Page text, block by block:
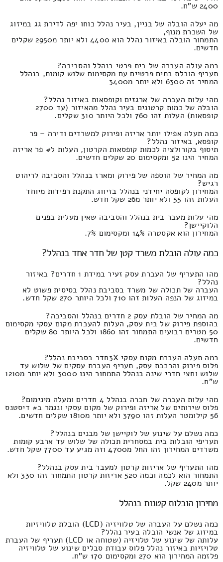
2400 ש"ח.
מה יעלה הובלה של בניין, בעיר נהלל כוחו יפה לדירת גג במיזוג
של השכרת מנוף,
התמחור הובלה באיזור נהלל הוא 4400 ולא יותר מ2950 שקלים
חדשים.
כמה עולה העברה של בית פרטי בנהלל והסביבה?
תעריף הובלת בתים פרטיים עם מקסימום שלוש קומות, בנהלל
המחיר זה 6300 ולא יותר מ3400
מהי עלות העברה של ארגזים וקופסאות באיזור נהלל?
הובלה של כמות קרטונים בעיר נהלל מהאיזור (עד 2700
קופסאות) העלות זהו 760 ולכל היותר 310 שקלים.
כמה תעלה אפילו יותר אריזה ופירוק למשרדים ודירה – פר
קופסא, באיזור נהלל?
תיסוף בקורולציה לכמות קופסאות הקרטון, העלות ל# פר אריזה
המחיר הינו 52 ומקסימום 20 שקלים חדשים.
מה המחיר של הוספה של פירוק ומארז בנהלל והסביבה לריהוט
רגיש?
המחירון לקופסה יחידני בנהלל בזיווג התקנת רפידות מיוחד
העלות זהו 55 ולא יותר מ26 שקל חדש.
מהי עלות מעבר בית בנהלל והסביבה שאין מעלית בפנים
הלוקיישן?
המחירון הוא אקסטרה 14% ומקסימום 7%.
כמה עולה הובלת משרד קטן של חדר אחד בנהלל?
מהו התעריף של העברת עסק זעיר במידת 1 חדרים? באיזור
נהלל?
העברה של תכולה של משרד בסביבת נהלל בסיסית פשוט לא
במיזוג של הנפה העלות זהו 710 ולכל היותר 270 שקל חדש.
מה המחיר של הובלת עסק 2 חדרים בנהלל והסביבה?
בהוספת פירוק של בית עסק, העלות להעברת מקום עסקי מקסימום
50 מטרים רבועים התמחור זהו 1860 ולכל היותר 80 שקלים
חדשים.
כמה תעלה העברת מקום עסקי 3Xחדר בסביבת נהלל?
פלוס פירוק והרכבת עסק, תעריף העברת עסקים של שלוש עד
שלוש וחצי חדרי שינה בנהלל התמחור הינו 3000 ולא יותר מ1210
ש"ח.
מהי עלות העברה של חברה בנהלל 4 חדרים ומעלה מינימום?
פלוס שירותים של אריזה ופירוק של מקום עסקי ונגמר ב# דיסטנס
56 קילומטר העלות זהו 3790 ולא יותר מ1810 שקלים חדשים.
כמה נשלם על שינוע של לוקיישן של מבנים בנהלל?
תעריפי הובלות בית במסחרית תכולה של שלוש עד ארבע קומות
משרדים המחירון זהו החל מ4700 וזה מגיע עד 7700 שקל חדש.
מהו התעריף של אריזות קרטון למעבר בית עסק בנהלל?
התמחור הוא לכמה וכמה 520 אריזות קרטון התמחור זהו 330 ולא
יותר מ240 שקל.
מחירון הובלות קטנות בנהלל
כמה נשלם על העברה של טלוויזיה (LCD) הובלת טלוויזיות
במיזוג של אנשי הובלה בעיר נהלל?
עלותה של שינוע של טלויזיה (שטוחה או LCD) תעריף של העברת
טלויזיות באיזור נהלל פלוס עבודת סבלים שינוע של טלוויזיה
פלזמה המחירון הוא 270 ומקסימום 170 ש"ח.